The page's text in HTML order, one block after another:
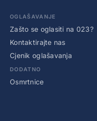
OGLAŠAVANJE
Zašto se oglasiti na 023?
Kontaktirajte nas
Cjenik oglašavanja
DODATNO
Osmrtnice